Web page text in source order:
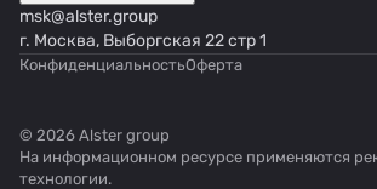
msk@alster.group
г. Москва, Выборгская 22 стр 1
КонфиденциальностьОферта
© 2026 Alster group
На информационном ресурсе применяются
технологии.